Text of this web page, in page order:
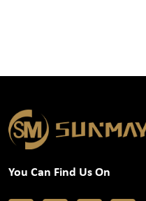
You Can Find Us On